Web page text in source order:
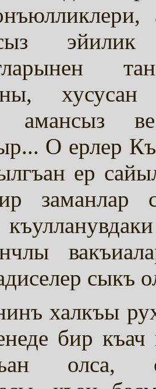
хусусан
амансыз
О ерлер
ер
заманлар
сыкъ
халкъы
бир
олса,